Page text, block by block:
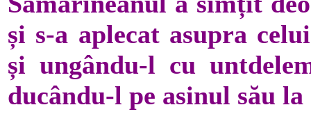
și s-a aplecat asupra
și ungându-l cu
ducându-l pe asinul său